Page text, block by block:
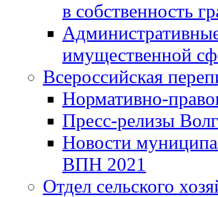
в собственность
имущественной
Всероссийская
Нормативно-
Пресс-релизы
Новости
ВПН 2021
Отдел сельского